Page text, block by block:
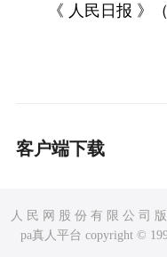
《 人民日报 》
客户端下载
人 民 网 股 份 有 限 公 司
pa真人平台 copyright ©